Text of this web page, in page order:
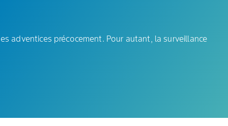
adventices précocement. Pour autant, la surveillance